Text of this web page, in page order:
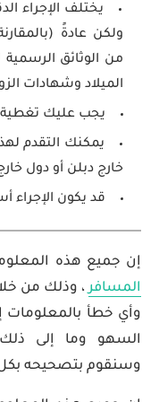
يختلف الإجراء
ولكن عادةً
من الوثائق
الميلاد وشهادات
يجب عليك
يمكنك التقدم
خارج دبلن أو دول
قد يكون الإجراء
إن جميع هذه
المسافر، وذلك من
وأي خطأ
السهو وما إلى ذلك
وسنقوم بتصحيحه